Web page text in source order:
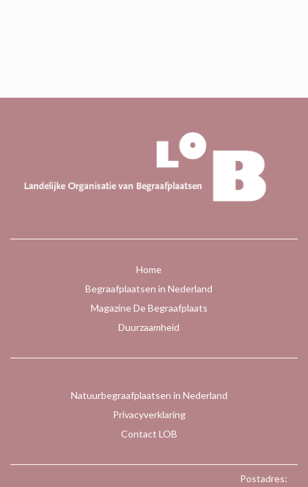
Home
Begraafplaatsen in Nederland
Magazine De Begraafplaats
Duurzaamheid
Natuurbegraafplaatsen in Nederland
Privacyverklaring
Contact LOB
Postadres: